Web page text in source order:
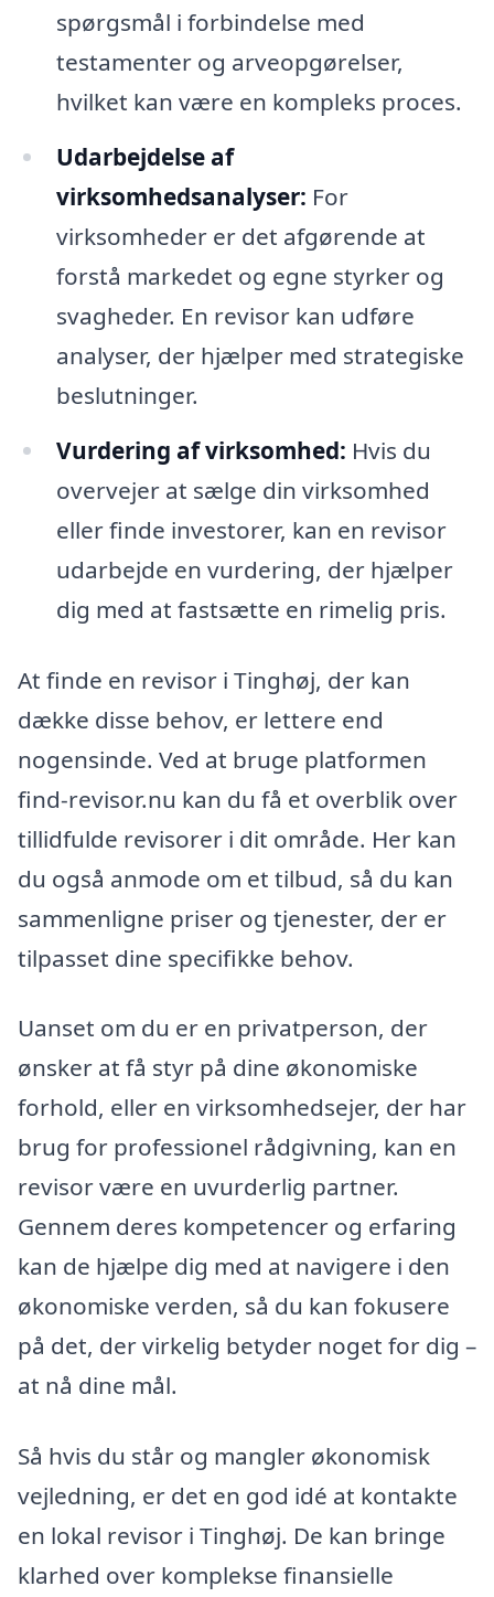
spørgsmål i forbindelse med
testamenter og arveopgørelser,
hvilket kan være en kompleks proces.
Udarbejdelse af
virksomhedsanalyser: For
virksomheder er det afgørende at
forstå markedet og egne styrker og
svagheder. En revisor kan udføre
analyser, der hjælper med strategiske
beslutninger.
Vurdering af virksomhed: Hvis du
overvejer at sælge din virksomhed
eller finde investorer, kan en revisor
udarbejde en vurdering, der hjælper
dig med at fastsætte en rimelig pris.
At finde en revisor i Tinghøj, der kan
dække disse behov, er lettere end
nogensinde. Ved at bruge platformen
find-revisor.nu kan du få et overblik over
tillidfulde revisorer i dit område. Her kan
du også anmode om et tilbud, så du kan
sammenligne priser og tjenester, der er
tilpasset dine specifikke behov.
Uanset om du er en privatperson, der
ønsker at få styr på dine økonomiske
forhold, eller en virksomhedsejer, der har
brug for professionel rådgivning, kan en
revisor være en uvurderlig partner.
Gennem deres kompetencer og erfaring
kan de hjælpe dig med at navigere i den
økonomiske verden, så du kan fokusere
på det, der virkelig betyder noget for dig –
at nå dine mål.
Så hvis du står og mangler økonomisk
vejledning, er det en god idé at kontakte
en lokal revisor i Tinghøj. De kan bringe
klarhed over komplekse finansielle